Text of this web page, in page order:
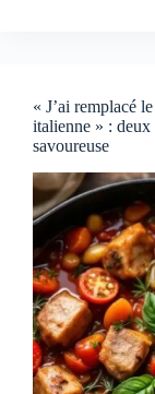
« J’ai remplacé
italienne » :
savoureuse